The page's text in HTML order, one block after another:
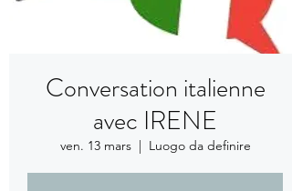
Conversation italienne
avec IRENE
ven. 13 mars
  |
Luogo da definire